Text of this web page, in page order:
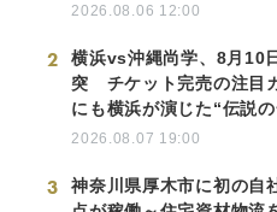
2026.08.06 12:00
2
横浜vs沖縄尚学、8月10
突 チケット完売の注目
にも横浜が演じた“伝説
2026.08.07 19:00
3
神奈川県厚木市に初の自